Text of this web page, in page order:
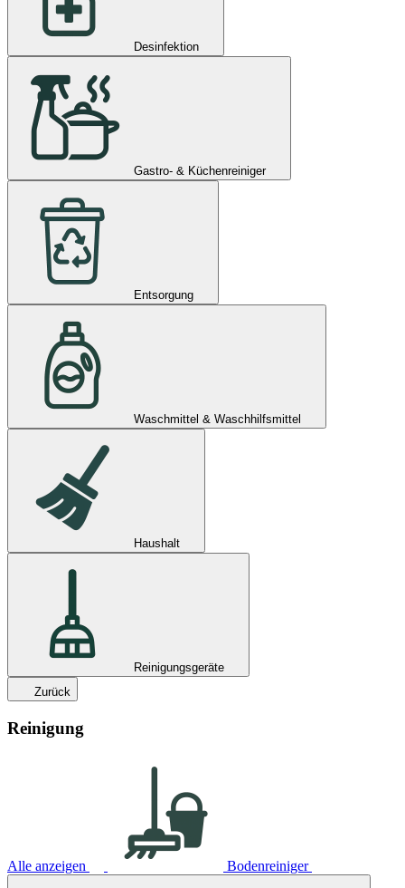
Desinfektion
Gastro- & Küchenreiniger
Entsorgung
Waschmittel & Waschhilfsmittel
Haushalt
Reinigungsgeräte
Zurück
Reinigung
Alle anzeigen Bodenreiniger